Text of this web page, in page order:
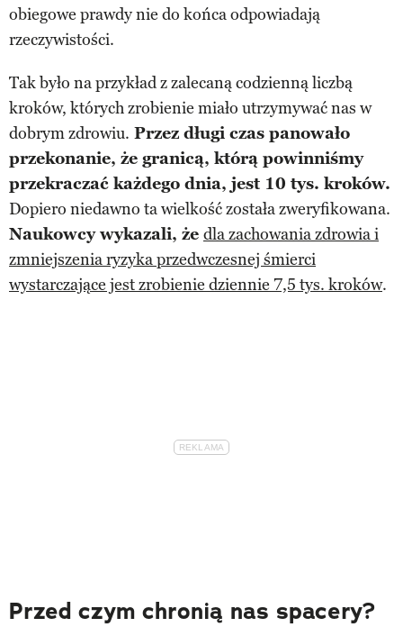
obiegowe prawdy nie do końca odpowiadają
rzeczywistości.
Tak było na przykład z zalecaną codzienną liczbą
kroków, których zrobienie miało utrzymywać nas w
dobrym zdrowiu. Przez długi czas panowało
przekonanie, że granicą, którą powinniśmy
przekraczać każdego dnia, jest 10 tys. kroków.
Dopiero niedawno ta wielkość została zweryfikowana.
Naukowcy wykazali, że dla zachowania zdrowia i
zmniejszenia ryzyka przedwczesnej śmierci
wystarczające jest zrobienie dziennie 7,5 tys. kroków.
Przed czym chronią nas spacery?